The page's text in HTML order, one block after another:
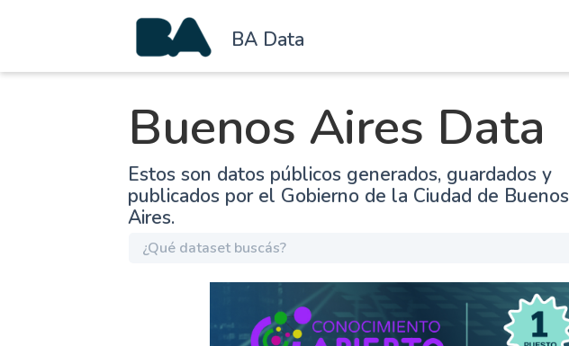
BA Data
Buenos Aires Data
Estos son datos públicos generados, guardados y
publicados por el Gobierno de la Ciudad de Buenos
Aires.